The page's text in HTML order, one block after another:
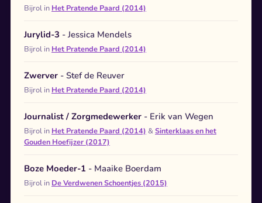
Bijrol in Het Pratende Paard (2014)
Jurylid-3 - Jessica Mendels
Bijrol in Het Pratende Paard (2014)
Zwerver - Stef de Reuver
Bijrol in Het Pratende Paard (2014)
Journalist / Zorgmedewerker - Erik van Wegen
Bijrol in Het Pratende Paard (2014) &Sinterklaas en het
Gouden Hoefijzer (2017)
Boze Moeder-1 - Maaike Boerdam
Bijrol in De Verdwenen Schoentjes (2015)